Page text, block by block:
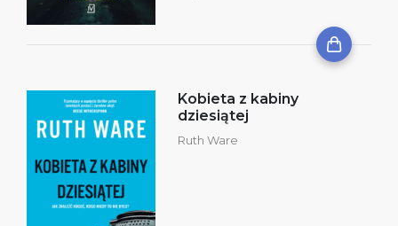
Kobieta z kabiny
dziesiątej
Ruth Ware